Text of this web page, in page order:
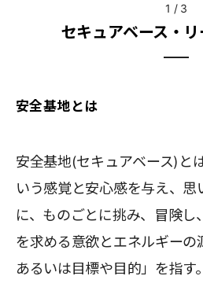
1 / 3
セキュアベース・
安全基地とは
安全基地(セキュアベース)と
いう感覚と安心感を与え、思
に、ものごとに挑み、冒険し
を求める意欲とエネルギーの
あるいは目標や目的」を指す。